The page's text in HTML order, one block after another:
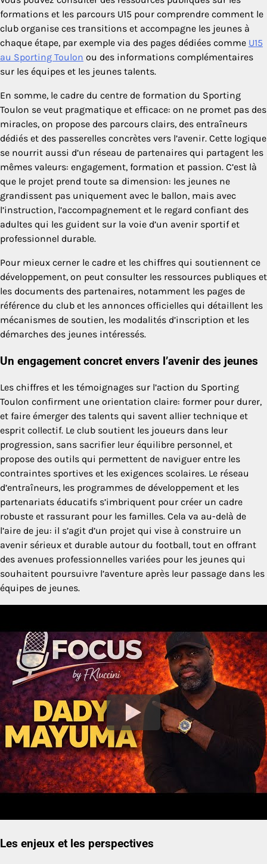
formations et les parcours U15 pour comprendre comment le
club organise ces transitions et accompagne les jeunes à
chaque étape, par exemple via des pages dédiées comme U15
au Sporting Toulon ou des informations complémentaires
sur les équipes et les jeunes talents.
En somme, le cadre du centre de formation du Sporting
Toulon se veut pragmatique et efficace: on ne promet pas des
miracles, on propose des parcours clairs, des entraîneurs
dédiés et des passerelles concrètes vers l’avenir. Cette logique
se nourrit aussi d’un réseau de partenaires qui partagent les
mêmes valeurs: engagement, formation et passion. C’est là
que le projet prend toute sa dimension: les jeunes ne
grandissent pas uniquement avec le ballon, mais avec
l’instruction, l’accompagnement et le regard confiant des
adultes qui les guident sur la voie d’un avenir sportif et
professionnel durable.
Pour mieux cerner le cadre et les chiffres qui soutiennent ce
développement, on peut consulter les ressources publiques et
les documents des partenaires, notamment les pages de
référence du club et les annonces officielles qui détaillent les
mécanismes de soutien, les modalités d’inscription et les
démarches des jeunes intéressés.
Un engagement concret envers l’avenir des jeunes
Les chiffres et les témoignages sur l’action du Sporting
Toulon confirment une orientation claire: former pour durer,
et faire émerger des talents qui savent allier technique et
esprit collectif. Le club soutient les joueurs dans leur
progression, sans sacrifier leur équilibre personnel, et
propose des outils qui permettent de naviguer entre les
contraintes sportives et les exigences scolaires. Le réseau
d’entraîneurs, les programmes de développement et les
partenariats éducatifs s’imbriquent pour créer un cadre
robuste et rassurant pour les familles. Cela va au-delà de
l’aire de jeu: il s’agit d’un projet qui vise à construire un
avenir sérieux et durable autour du football, tout en offrant
des avenues professionnelles variées pour les jeunes qui
souhaitent poursuivre l’aventure après leur passage dans les
équipes de jeunes.
Les enjeux et les perspectives